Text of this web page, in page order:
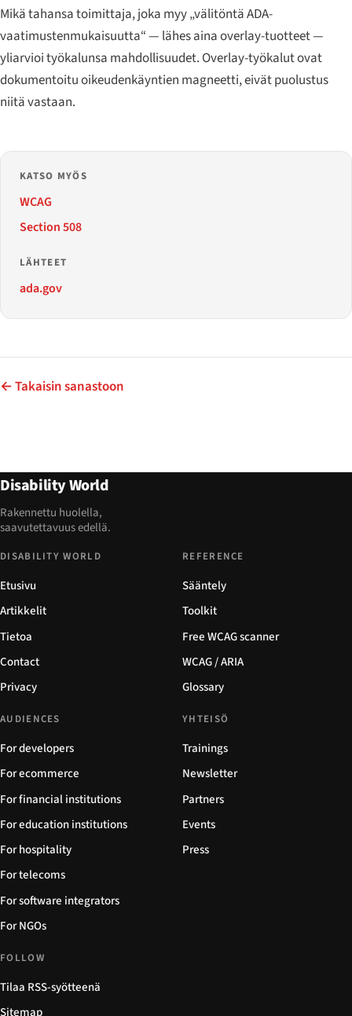
Mikä tahansa toimittaja, joka myy „välitöntä ADA-
vaatimustenmukaisuutta“ — lähes aina overlay-tuotteet —
yliarvioi työkalunsa mahdollisuudet. Overlay-työkalut ovat
dokumentoitu oikeudenkäyntien magneetti, eivät puolustus
niitä vastaan.
KATSO MYÖS
WCAG
Section 508
LÄHTEET
ada.gov
← Takaisin sanastoon
Disability World
Rakennettu huolella,
saavutettavuus edellä.
DISABILITY WORLD
Etusivu
Artikkelit
Tietoa
Contact
Privacy
REFERENCE
Sääntely
Toolkit
Free WCAG scanner
WCAG / ARIA
Glossary
AUDIENCES
For developers
For ecommerce
For financial institutions
For education institutions
For hospitality
For telecoms
For software integrators
For NGOs
YHTEISÖ
Trainings
Newsletter
Partners
Events
Press
FOLLOW
Tilaa RSS-syötteenä
Sitemap